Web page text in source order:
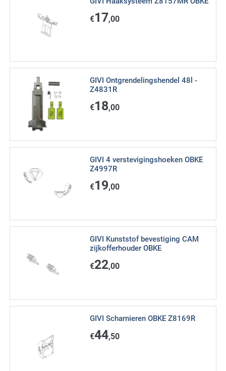
€17,00
GIVI Ontgrendelingshendel 48l -
Z4831R
€18,00
GIVI 4 verstevigingshoeken OBKE
Z4997R
€19,00
GIVI Kunststof bevestiging CAM
zijkofferhouder OBKE
€22,00
GIVI Scharnieren OBKE Z8169R
€44,50